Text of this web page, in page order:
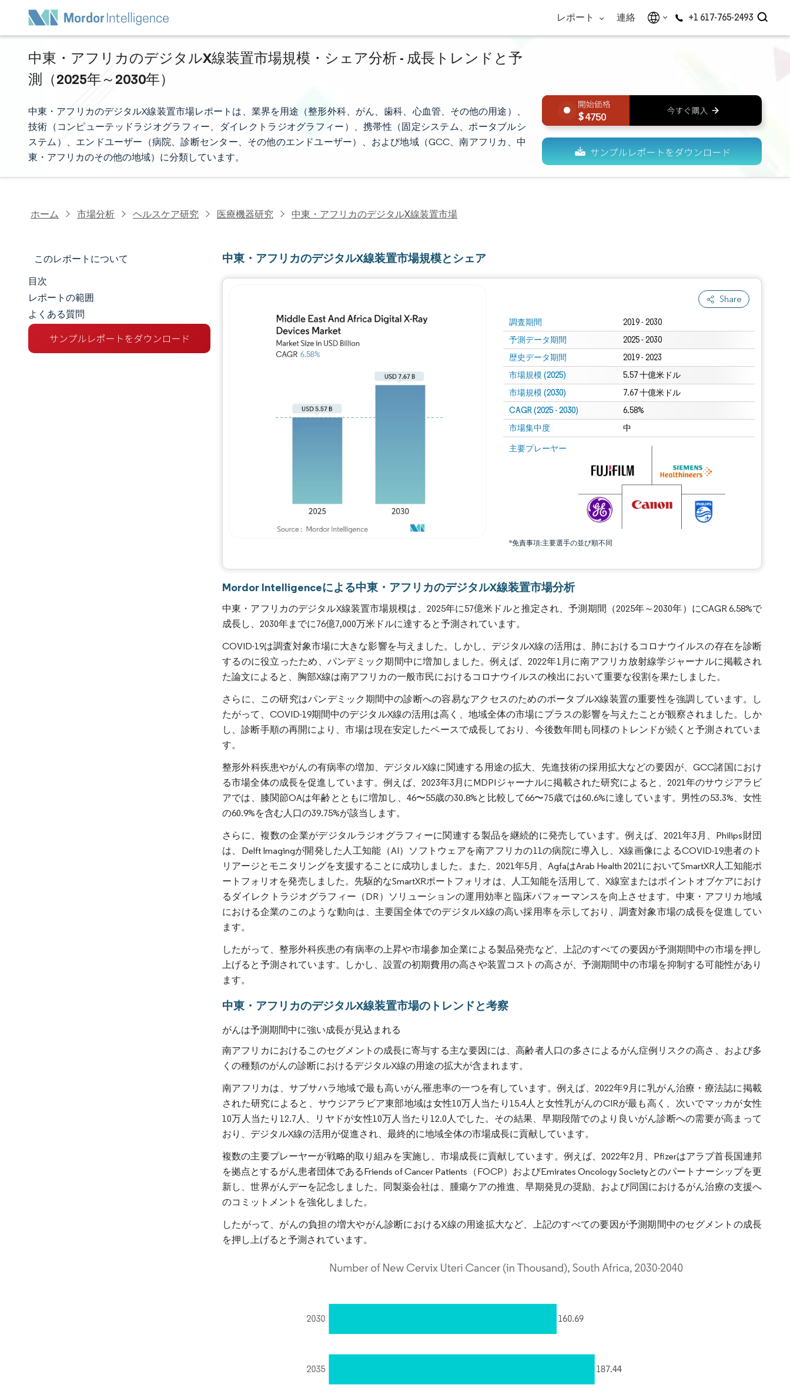
レポート 連絡 +1 617-765-2493
中東・アフリカのデジタルX線装置市場規模・シェア分析 - 成長トレンドと予
測（2025年～2030年）
中東・アフリカのデジタルX線装置市場レポートは、業界を用途（整形外科、がん、歯科、心血管、その他の用途）、
技術（コンピューテッドラジオグラフィー、ダイレクトラジオグラフィー）、携帯性（固定システム、ポータブルシ
ステム）、エンドユーザー（病院、診断センター、その他のエンドユーザー）、および地域（GCC、南アフリカ、中
東・アフリカのその他の地域）に分類しています。
4750
ホーム 市場分析 ヘルスケア研究 医療機器研究 中東・アフリカのデジタルX線装置市場
このレポートについて
マーケットスナップショット
市場概要
主な市場動向
目次
レポートの範囲
よくある質問
中東・アフリカのデジタルX線装置市場規模とシェア
Share
調査期間 2019 - 2030
予測データ期間 2025 - 2030
歴史データ期間 2019 - 2023
市場規模 (2025) 5.57 十億米ドル
市場規模 (2030) 7.67 十億米ドル
CAGR (2025 - 2030) 6.58%
市場集中度 中
主要プレーヤー
*免責事項:主要選手の並び順不同
Mordor Intelligenceによる中東・アフリカのデジタルX線装置市場分析
中東・アフリカのデジタルX線装置市場規模は、2025年に57億米ドルと推定され、予測期間（2025年～2030年）にCAGR 6.58%で
成長し、2030年までに76億7,000万米ドルに達すると予測されています。
COVID-19は調査対象市場に大きな影響を与えました。しかし、デジタルX線の活用は、肺におけるコロナウイルスの存在を診断
するのに役立ったため、パンデミック期間中に増加しました。例えば、2022年1月に南アフリカ放射線学ジャーナルに掲載され
た論文によると、胸部X線は南アフリカの一般市民におけるコロナウイルスの検出において重要な役割を果たしました。
さらに、この研究はパンデミック期間中の診断への容易なアクセスのためのポータブルX線装置の重要性を強調しています。し
たがって、COVID-19期間中のデジタルX線の活用は高く、地域全体の市場にプラスの影響を与えたことが観察されました。しか
し、診断手順の再開により、市場は現在安定したペースで成長しており、今後数年間も同様のトレンドが続くと予測されていま
す。
整形外科疾患やがんの有病率の増加、デジタルX線に関連する用途の拡大、先進技術の採用拡大などの要因が、GCC諸国におけ
る市場全体の成長を促進しています。例えば、2023年3月にMDPIジャーナルに掲載された研究によると、2021年のサウジアラビ
アでは、膝関節OAは年齢とともに増加し、46〜55歳の30.8%と比較して66〜75歳では60.6%に達しています。男性の53.3%、女性
の60.9%を含む人口の39.75%が該当します。
さらに、複数の企業がデジタルラジオグラフィーに関連する製品を継続的に発売しています。例えば、2021年3月、Philips財団
は、Delft Imagingが開発した人工知能（AI）ソフトウェアを南アフリカの11の病院に導入し、X線画像によるCOVID-19患者のト
リアージとモニタリングを支援することに成功しました。また、2021年5月、AgfaはArab Health 2021においてSmartXR人工知能ポ
ートフォリオを発売しました。先駆的なSmartXRポートフォリオは、人工知能を活用して、X線室またはポイントオブケアにおけ
るダイレクトラジオグラフィー（DR）ソリューションの運用効率と臨床パフォーマンスを向上させます。中東・アフリカ地域
における企業のこのような動向は、主要国全体でのデジタルX線の高い採用率を示しており、調査対象市場の成長を促進してい
ます。
したがって、整形外科疾患の有病率の上昇や市場参加企業による製品発売など、上記のすべての要因が予測期間中の市場を押し
上げると予測されています。しかし、設置の初期費用の高さや装置コストの高さが、予測期間中の市場を抑制する可能性があり
ます。
中東・アフリカのデジタルX線装置市場のトレンドと考察
がんは予測期間中に強い成長が見込まれる
南アフリカにおけるこのセグメントの成長に寄与する主な要因には、高齢者人口の多さによるがん症例リスクの高さ、および多
くの種類のがんの診断におけるデジタルX線の用途の拡大が含まれます。
南アフリカは、サブサハラ地域で最も高いがん罹患率の一つを有しています。例えば、2022年9月に乳がん治療・療法誌に掲載
された研究によると、サウジアラビア東部地域は女性10万人当たり15.4人と女性乳がんのCIRが最も高く、次いでマッカが女性
10万人当たり12.7人、リヤドが女性10万人当たり12.0人でした。その結果、早期段階でのより良いがん診断への需要が高まって
おり、デジタルX線の活用が促進され、最終的に地域全体の市場成長に貢献しています。
複数の主要プレーヤーが戦略的取り組みを実施し、市場成長に貢献しています。例えば、2022年2月、Pfizerはアラブ首長国連邦
を拠点とするがん患者団体であるFriends of Cancer Patients（FOCP）およびEmirates Oncology Societyとのパートナーシップを更
新し、世界がんデーを記念しました。同製薬会社は、腫瘍ケアの推進、早期発見の奨励、および同国におけるがん治療の支援へ
のコミットメントを強化しました。
したがって、がんの負担の増大やがん診断におけるX線の用途拡大など、上記のすべての要因が予測期間中のセグメントの成長
を押し上げると予測されています。